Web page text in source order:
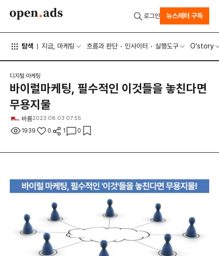
탐색 지금, 마케팅 흐름과 판단 인사이터 실행도구 O'story
로그인 뉴스레터 구독
디지털 마케팅
바이럴마케팅, 필수적인 이것들을 놓친다면
무용지물
바름2023.08.03 07:55
1939 0 1 0